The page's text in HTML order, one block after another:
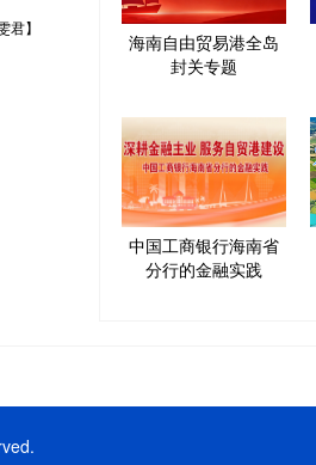
君】
海南自由贸易港全岛
封关专题
中国工商银行海南省
分行的金融实践